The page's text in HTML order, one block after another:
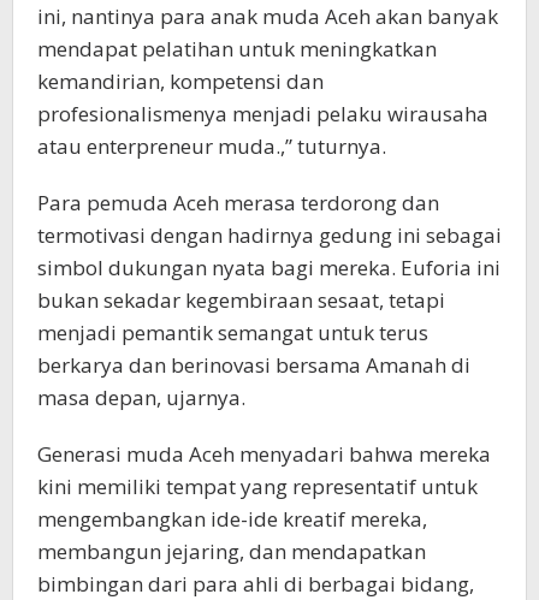
ini, nantinya para anak muda Aceh akan banyak
mendapat pelatihan untuk meningkatkan
kemandirian, kompetensi dan
profesionalismenya menjadi pelaku wirausaha
atau enterpreneur muda.,” tuturnya.
Para pemuda Aceh merasa terdorong dan
termotivasi dengan hadirnya gedung ini sebagai
simbol dukungan nyata bagi mereka. Euforia ini
bukan sekadar kegembiraan sesaat, tetapi
menjadi pemantik semangat untuk terus
berkarya dan berinovasi bersama Amanah di
masa depan, ujarnya.
Generasi muda Aceh menyadari bahwa mereka
kini memiliki tempat yang representatif untuk
mengembangkan ide-ide kreatif mereka,
membangun jejaring, dan mendapatkan
bimbingan dari para ahli di berbagai bidang,